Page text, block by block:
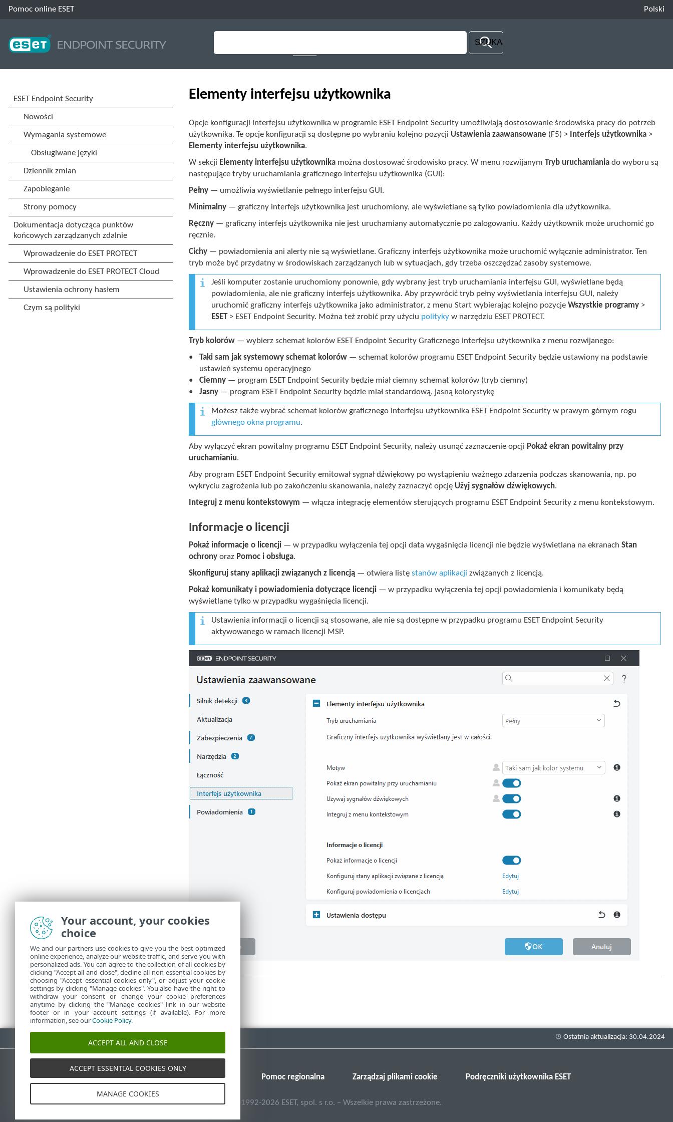
Pomoc online ESET Polski
Elementy interfejsu użytkownika
Opcje konfiguracji interfejsu użytkownika w programie ESET Endpoint Security umożliwiają dostosowanie środowiska pracy do potrzeb
użytkownika. Te opcje konfiguracji są dostępne po wybraniu kolejno pozycji Ustawienia zaawansowane (F5) > Interfejs użytkownika >
Elementy interfejsu użytkownika.
W sekcji Elementy interfejsu użytkownika można dostosować środowisko pracy. W menu rozwijanymTryb uruchamiania do wyboru są
następujące tryby uruchamiania graficznego interfejsu użytkownika (GUI):
Pełny — umożliwia wyświetlanie pełnego interfejsu GUI.
Minimalny — graficzny interfejs użytkownika jest uruchomiony, ale wyświetlane są tylko powiadomienia dla użytkownika.
Ręczny — graficzny interfejs użytkownika nie jest uruchamiany automatycznie po zalogowaniu. Każdy użytkownik może uruchomić go
ręcznie.
Cichy — powiadomienia ani alerty nie są wyświetlane. Graficzny interfejs użytkownika może uruchomić wyłącznie administrator. Ten
tryb może być przydatny w środowiskach zarządzanych lub w sytuacjach, gdy trzeba oszczędzać zasoby systemowe.
Jeśli komputer zostanie uruchomiony ponownie, gdy wybrany jest tryb uruchamiania interfejsu GUI, wyświetlane będą
powiadomienia, ale nie graficzny interfejs użytkownika. Aby przywrócić tryb pełny wyświetlania interfejsu GUI, należy
uruchomić graficzny interfejs użytkownika jako administrator, z menu Start wybierając kolejno pozycjeWszystkie programy >
ESET> ESET Endpoint Security. Można też zrobić przy użyciu polityky w narzędziu ESET PROTECT.
Tryb kolorów — wybierz schemat kolorów ESET Endpoint Security Graficznego interfejsu użytkownika z menu rozwijanego:
Taki sam jak systemowy schemat kolorów— schemat kolorów programu ESET Endpoint Security będzie ustawiony na podstawie
ustawień systemu operacyjnego
Ciemny— program ESET Endpoint Security będzie miał ciemny schemat kolorów (tryb ciemny)
Jasny— program ESET Endpoint Security będzie miał standardową, jasną kolorystykę
Możesz także wybrać schemat kolorów graficznego interfejsu użytkownika ESET Endpoint Security w prawym górnym rogu
głównego okna programu.
Aby wyłączyć ekran powitalny programu ESET Endpoint Security, należy usunąć zaznaczenie opcji Pokaż ekran powitalny przy
uruchamianiu.
Aby program ESET Endpoint Security emitował sygnał dźwiękowy po wystąpieniu ważnego zdarzenia podczas skanowania, np. po
wykryciu zagrożenia lub po zakończeniu skanowania, należy zaznaczyć opcję Użyj sygnałów dźwiękowych.
Integruj z menu kontekstowym — włącza integrację elementów sterujących programu ESET Endpoint Security z menu kontekstowym.
Informacje o licencji
Pokaż informacje o licencji — w przypadku wyłączenia tej opcji data wygaśnięcia licencji nie będzie wyświetlana na ekranachStan
ochrony oraz Pomoc i obsługa.
Skonfiguruj stany aplikacji związanych z licencją — otwiera listęstanów aplikacji związanych z licencją.
Pokaż komunikaty i powiadomienia dotyczące licencji — w przypadku wyłączenia tej opcji powiadomienia i komunikaty będą
wyświetlane tylko w przypadku wygaśnięcia licencji.
Ustawienia informacji o licencji są stosowane, ale nie są dostępne w przypadku programu ESET Endpoint Security
aktywowanego w ramach licencji MSP.
Baza wiedzy ESET Forum ESET Pomoc regionalna Zarządzaj plikami cookie Podręczniki użytkownika ESET
1992-2026 ESET, spol. s r.o. – Wszelkie prawa zastrzeżone.
Your account, your cookies
choice
We and our partners use cookies to give you the best optimized
online experience, analyze our website traffic, and serve you with
personalized ads. You can agree to the collection of all cookies by
clicking "Accept all and close", decline all non-essential cookies by
choosing "Accept essential cookies only", or adjust your cookie
settings by clicking "Manage cookies". You also have the right to
withdraw your consent or change your cookie preferences
anytime by clicking the "Manage cookies" link in our website
footer or in your account settings (if available). For more
information, see ourCookie Policy.
ACCEPT ALL AND CLOSE
ACCEPT ESSENTIAL COOKIES ONLY
MANAGE COOKIES